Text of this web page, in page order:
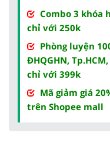
Combo 3 khóa
chỉ với 250k
Phòng luyện
ĐHQGHN,
chỉ với 399k
Mã giảm giá
trên Shopee mall